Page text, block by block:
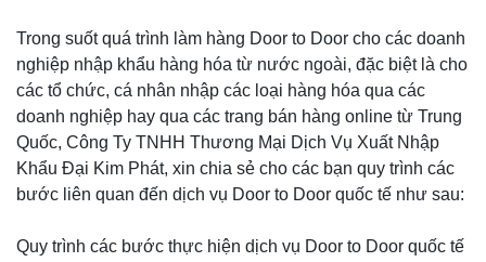
Trong suốt quá trình làm hàng Door to Door cho các doanh
nghiệp nhập khẩu hàng hóa từ nước ngoài, đặc biệt là cho
các tổ chức, cá nhân nhập các loại hàng hóa qua các
doanh nghiệp hay qua các trang bán hàng online từ Trung
Quốc, Công Ty TNHH Thương Mại Dịch Vụ Xuất Nhập
Khẩu Đại Kim Phát, xin chia sẻ cho các bạn quy trình các
bước liên quan đến dịch vụ Door to Door quốc tế như sau:
Quy trình các bước thực hiện dịch vụ Door to Door quốc tế